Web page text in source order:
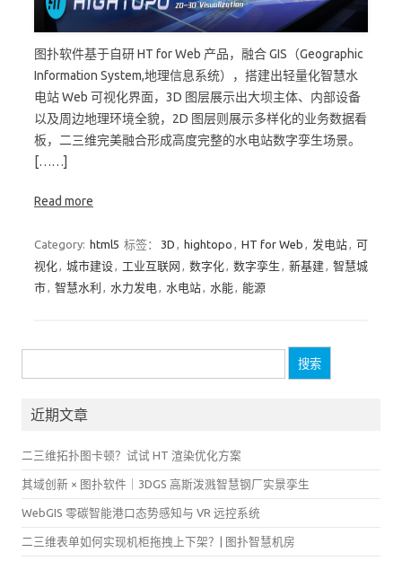
图扑软件基于自研 HT for Web 产品，融合 GIS（Geographic
Information System,地理信息系统），搭建出轻量化智慧水
电站 Web 可视化界面，3D 图层展示出大坝主体、内部设备
以及周边地理环境全貌，2D 图层则展示多样化的业务数据看
板，二三维完美融合形成高度完整的水电站数字孪生场景。
[……]
Read more
Category: html5 标签： 3D , hightopo , HT for Web , 发电站, 可
视化, 城市建设, 工业互联网 , 数字化, 数字孪生 , 新基建, 智慧城
市, 智慧水利 , 水力发电, 水电站, 水能, 能源
索：
近期文章
二三维拓扑图卡顿？试试 HT 渲染优化方案
其域创新 × 图扑软件｜3DGS 高斯泼溅智慧钢厂实景孪生
WebGIS 零碳智能港口态势感知与 VR 远控系统
二三维表单如何实现机柜拖拽上下架？| 图扑智慧机房